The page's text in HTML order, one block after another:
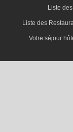
Liste
Liste des
Votre séjour